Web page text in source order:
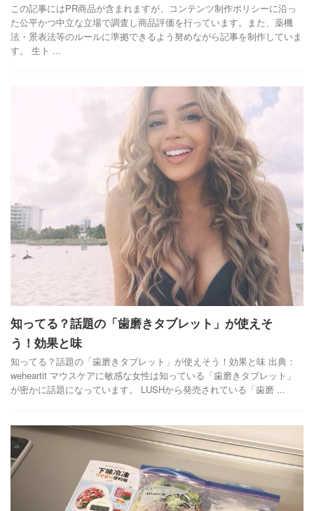
この記事にはPR商品が含まれますが、コンテンツ制作ポリシーに沿っ
た公平かつ中立な立場で調査し商品評価を行っています。また、薬機
法・景表法等のルールに準拠できるよう努めながら記事を制作していま
す。 生ト ...
知ってる？話題の「歯磨きタブレット」が使えそ
う！効果と味
知ってる？話題の「歯磨きタブレット」が使えそう！効果と味 出典：
weheartit マウスケアに敏感な女性は知っている「歯磨きタブレット」
が密かに話題になっています。 LUSHから発売されている「歯磨 ...